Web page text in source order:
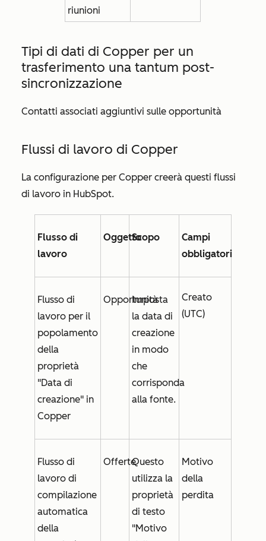
riunioni
Tipi di dati di Copper per un
trasferimento una tantum post-
sincronizzazione
Contatti associati aggiuntivi sulle opportunità
Flussi di lavoro di Copper
La configurazione per Copper creerà questi flussi
di lavoro in HubSpot.
Flusso di
lavoro
OggettoScopo
Campi
obbligatori
Flusso di
lavoro per il
popolamento
della
proprietà
"Data di
creazione" in
Copper
Opportunità
Imposta
la data di
creazione
in modo
che
corrisponda
alla fonte.
Creato
(UTC)
Flusso di
lavoro di
compilazione
automatica
della
OfferteQuesto
utilizza la
proprietà
di testo
"Motivo
Motivo
della
perdita